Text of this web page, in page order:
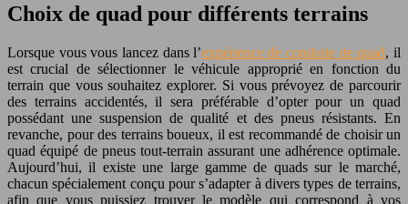
Choix de quad pour différents terrains
Lorsque vous vous lancez dans l’expérience de conduite de quad, il
est crucial de sélectionner le véhicule approprié en fonction du
terrain que vous souhaitez explorer. Si vous prévoyez de parcourir
des terrains accidentés, il sera préférable d’opter pour un quad
possédant une suspension de qualité et des pneus résistants. En
revanche, pour des terrains boueux, il est recommandé de choisir un
quad équipé de pneus tout-terrain assurant une adhérence optimale.
Aujourd’hui, il existe une large gamme de quads sur le marché,
chacun spécialement conçu pour s’adapter à divers types de terrains,
afin que vous puissiez trouver le modèle qui correspond à vos